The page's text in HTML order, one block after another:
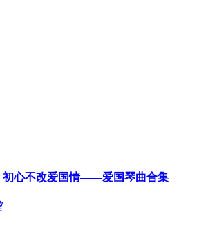
初心不改爱国情——爱国琴曲合集